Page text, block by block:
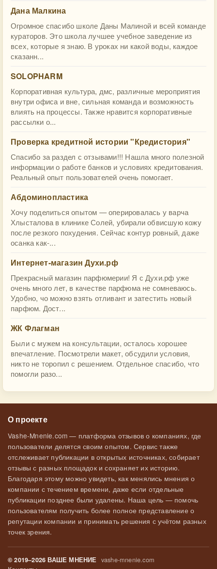
Дана Малкина
Огромное спасибо школе Даны Малиной и всей команде
кураторов. Это школа лучшее учебное заведение из
всех, которые я знаю. В уроках ни какой воды, каждое
сказанн...
SOLOPHARM
Корпоративная культура, дмс, различные мероприятия
внутри офиса и вне, сильная команда и возможность
влиять на процессы. Также нравится корпоративные
рассылки о...
Проверка кредитной истории "Кредистория"
Спасибо за раздел с отзывами!!! Нашла много полезной
информации о работе банков и условиях кредитования.
Реальный опыт пользователей очень помогает.
Абдоминопластика
Хочу поделиться опытом — оперировалась у варча
Хлысталова в клинике Солей, убирали обвисшую кожу
после резкого похудения. Сейчас контур ровный, даже
осанка как-...
Интернет-магазин Духи.рф
Прекрасный магазин парфюмерии! Я с Духи.рф уже
очень много лет, в качестве парфюма не сомневаюсь.
Удобно, чо можно взять отливант и затестить новый
парфюм. Дост...
ЖК Флагман
Были с мужем на консультации, осталось хорошее
впечатление. Посмотрели макет, обсудили условия,
никто не торопил с решением. Отдельное спасибо, что
помогли разо...
О проекте
Vashe-Mnenie.com — платформа отзывов о компаниях, где
пользователи делятся своим опытом. Сервис также
отслеживает публикации в открытых источниках, собирает
отзывы с разных площадок и сохраняет их историю.
Благодаря этому можно увидеть, как менялись мнения о
компании с течением времени, даже если отдельные
публикации позднее были удалены. Наша цель — помочь
пользователям получить более полное представление о
репутации компании и принимать решения с учётом разных
точек зрения.
© 2019–2026 ВАШЕ МНЕНИЕ vashe-mnenie.com